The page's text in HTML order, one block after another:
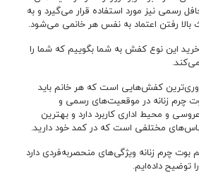
رسمی نیز مورد استفاده قرار می‌گیرد و به
بالا رفتن اعتماد به نفس هر خانمی می‌شود.
این نوع کفش به شما بگوییم که شما را
کفش‌هایی است که هر خانم باید
چرم زنانه در موقعیت‌های رسمی و
و محیط اداری کاربرد دارد و بهترین
مختلفی است که در کمد خود دارید.
بوت چرم زنانه ویژگی‌های منحصربه‌فردی دارد
توضیح داده‌ایم.